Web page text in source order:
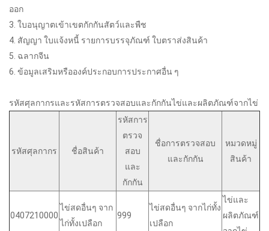
ออก
3. ใบอนุญาตเข้าเขตกักกันสัตว์และพืช
4. สัญญา ใบแจ้งหนี้ รายการบรรจุภัณฑ์ ใบตราส่งสินค้า
5. ฉลากจีน
6. ข้อมูลเสริมหรือองค์ประกอบการประกาศอื่น ๆ
รหัสศุลกากรและรหัสการตรวจสอบและกักกันไข่และผลิตภัณฑ์จากไข่
รหัสศุลกากร ชื่อสินค้า
รหัสการ
ตรวจ
สอบ
และ
กักกัน
ชื่อการตรวจสอบ
และกักกัน
หมวดหมู่
สินค้า
0407210000
ไข่สดอื่นๆ จาก
ไก่ทั้งเปลือก
999
ไข่สดอื่นๆ จากไก่ทั้ง
เปลือก
ไข่และ
ผลิตภัณฑ์